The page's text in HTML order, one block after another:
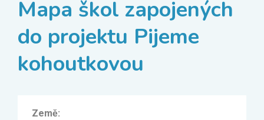
Mapa škol zapojených
do projektu Pijeme
kohoutkovou
Země: